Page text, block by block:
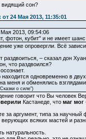
сон?
от 24 Мая 2013, 11:35:01
2013, 09:54:06
фотон, кубит" и не имеет
уже опровергли. Всё
раздвоиться, – сказал дон
что раздвоился?
находится одновременно в
меня и обменялись
о силе")
говорит что Вы человек
Кастанеде, чтомаг мог
за аргумент, типа за научный
верующих всяких мастей и
натуральность.